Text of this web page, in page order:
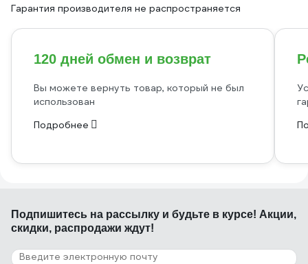
Гарантия производителя не распространяется
120 дней обмен и возврат
Вы можете вернуть товар, который не был
использован
Подробнее
Подпишитесь на рассылку и будьте в курсе! Акции,
скидки, распродажи ждут!